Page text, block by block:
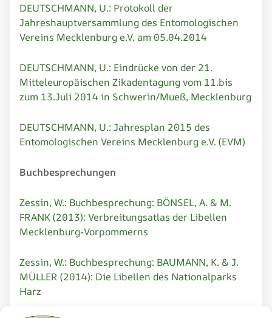
DEUTSCHMANN, U.: Protokoll der
Jahreshauptversammlung des Entomologischen
Vereins Mecklenburg e.V. am 05.04.2014
DEUTSCHMANN, U.: Eindrücke von der 21.
Mitteleuropäischen Zikadentagung vom 11.bis
zum 13.Juli 2014 in Schwerin/Mueß, Mecklenburg
DEUTSCHMANN, U.: Jahresplan 2015 des
Entomologischen Vereins Mecklenburg e.V. (EVM)
Buchbesprechungen
Zessin, W.: Buchbesprechung: BÖNSEL, A. & M.
FRANK (2013): Verbreitungsatlas der Libellen
Mecklenburg-Vorpommerns
Zessin, W.: Buchbesprechung: BAUMANN, K. & J.
MÜLLER (2014): Die Libellen des Nationalparks
Harz